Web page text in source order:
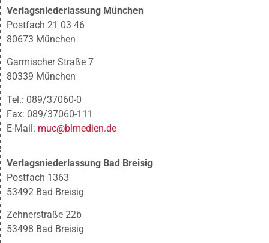
Verlagsniederlassung München
Postfach 21 03 46
80673 München
Garmischer Straße 7
80339 München
Tel.: 089/37060-0
Fax: 089/37060-111
E-Mail: muc@blmedien.de
Verlagsniederlassung Bad Breisig
Postfach 1363
53492 Bad Breisig
Zehnerstraße 22b
53498 Bad Breisig